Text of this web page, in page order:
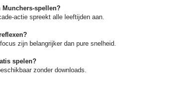
Munchers-spellen?
actie spreekt alle leeftijden aan.
zijn belangrijker dan pure snelheid.
spelen?
zonder downloads.